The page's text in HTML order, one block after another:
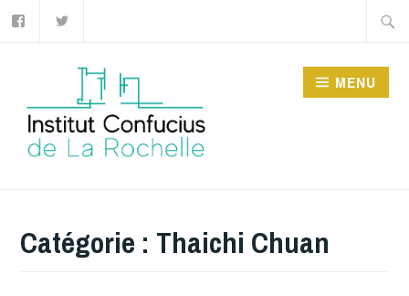
Accéder
DE LA ROCHELLE
MENU
Catégorie : Thaichi Chuan